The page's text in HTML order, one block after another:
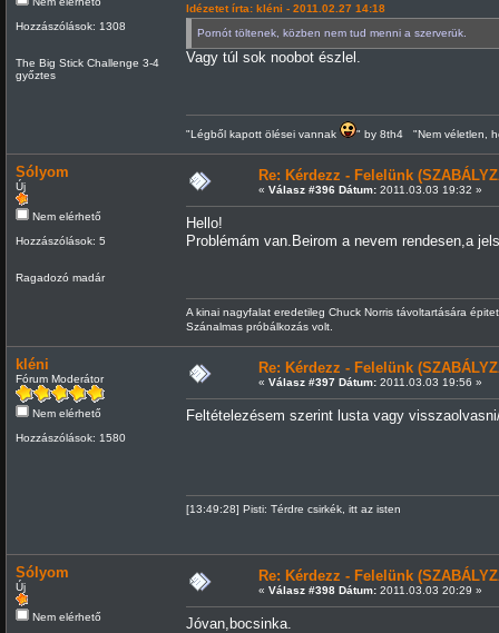
Hozzászólások: 1308
The Big Stick Challenge 3-4
győztes
Idézetet írta: kléni - 2011.02.27 14:18
Pornót töltenek, közben nem tud menni a szerverük.
Vagy túl sok noobot észlel.
"Légből kapott ölései vannak " by 8th4 "Nem véletlen,
Sólyom
Új
Nem elérhető
Hozzászólások: 5
Ragadozó madár
Re: Kérdezz - Felelünk
« Válasz #396 Dátum:2011.03.03 19:32 »
Hello!
Problémám van.Beirom a nevem rendesen,a
A kinai nagyfalat eredetileg Chuck Norris távoltartására
Szánalmas próbálkozás volt.
kléni
Fórum Moderátor
Nem elérhető
Hozzászólások: 1580
Re: Kérdezz - Felelünk
« Válasz #397 Dátum:2011.03.03 19:56 »
Feltételezésem szerint lusta vagy
[13:49:28] Pisti: Térdre csirkék, itt az isten
Sólyom
Új
Nem elérhető
Re: Kérdezz - Felelünk
« Válasz #398 Dátum:2011.03.03 20:29 »
Jóvan,bocsinka.